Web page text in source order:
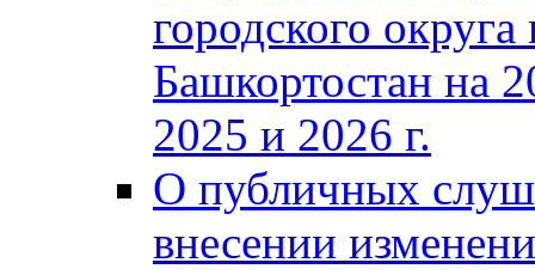
городского
Башкортостан на
2025 и 2026 г.
О публичных
внесении